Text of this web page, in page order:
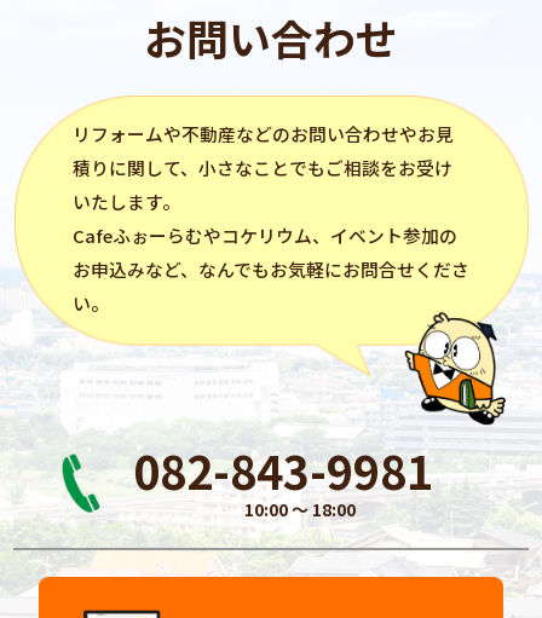
お問い合わせ
リフォームや不動産などのお問い合わせやお見
積りに関して、小さなことでもご相談をお受け
いたします。
Cafeふぉーらむやコケリウム、イベント参加の
お申込みなど、なんでもお気軽にお問合せくださ
い。
082-843-9981
10:00 〜 18:00